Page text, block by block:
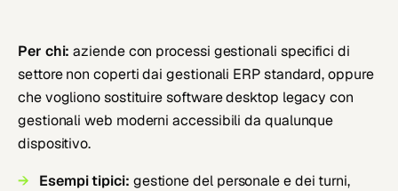
Per chi: aziende con processi gestionali specifici di
settore non coperti dai gestionali ERP standard, oppure
che vogliono sostituire software desktop legacy con
gestionali web moderni accessibili da qualunque
dispositivo.
Esempi tipici: gestione del personale e dei turni,